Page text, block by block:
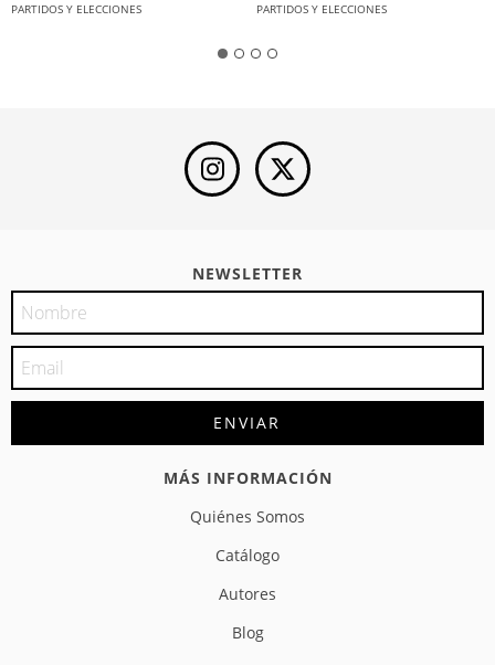
PARTIDOS Y ELECCIONES PARTIDOS Y ELECCIONES
NEWSLETTER
MÁS INFORMACIÓN
Quiénes Somos
Catálogo
Autores
Blog